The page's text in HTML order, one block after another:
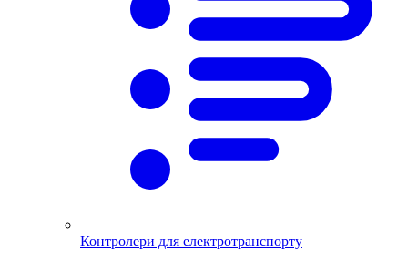
Контролери для електротранспорту